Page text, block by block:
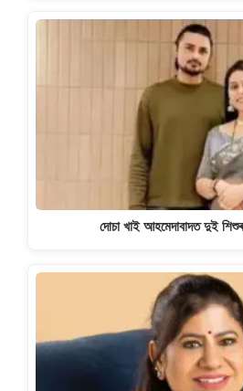
দোচা খাই আহমেদাবাদত দুই